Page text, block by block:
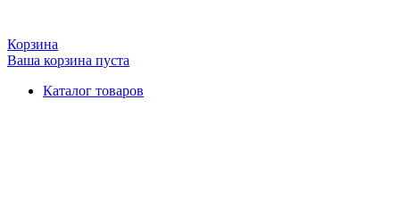
Корзина
Ваша корзина пуста
Каталог товаров